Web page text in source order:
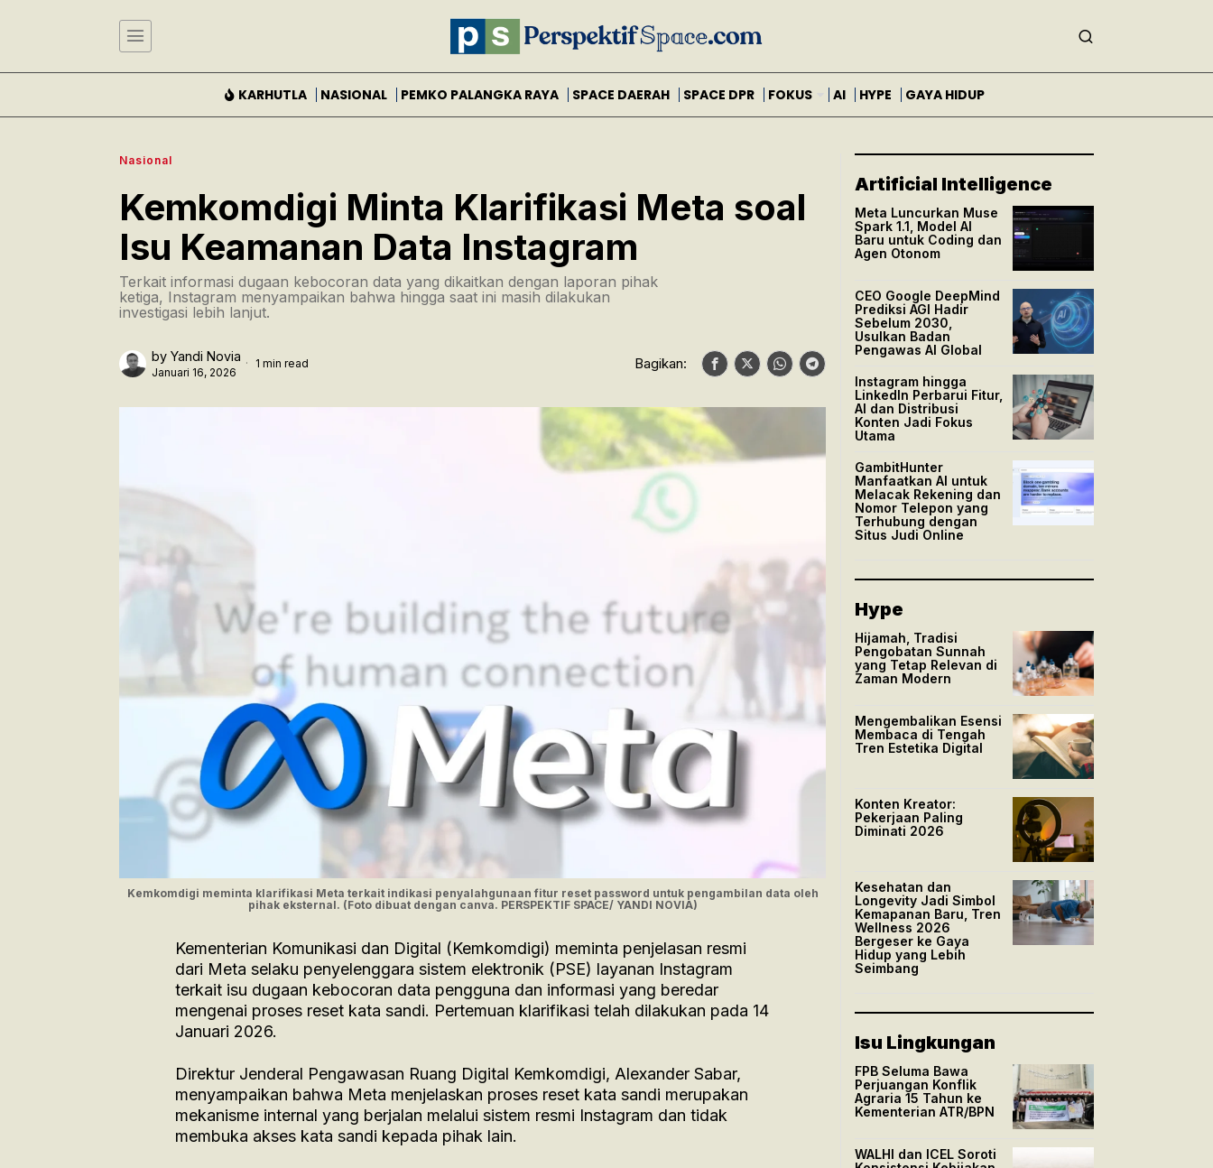
KARHUTLA NASIONAL PEMKO PALANGKA RAYA SPACE DAERAH SPACE DPR FOKUS AI HYPE GAYA HIDUP
Nasional
Kemkomdigi Minta Klarifikasi Meta soal
Isu Keamanan Data Instagram
Terkait informasi dugaan kebocoran data yang dikaitkan dengan laporan pihak
ketiga, Instagram menyampaikan bahwa hingga saat ini masih dilakukan
investigasi lebih lanjut.
by Yandi Novia
Januari 16, 2026
1 min read Bagikan:
Kemkomdigi meminta klarifikasi Meta terkait indikasi penyalahgunaan fitur reset password untuk pengambilan data oleh
pihak eksternal. (Foto dibuat dengan canva. PERSPEKTIF SPACE/ YANDI NOVIA)
Kementerian Komunikasi dan Digital (Kemkomdigi) meminta penjelasan resmi
dari Meta selaku penyelenggara sistem elektronik (PSE) layanan Instagram
terkait isu dugaan kebocoran data pengguna dan informasi yang beredar
mengenai proses reset kata sandi. Pertemuan klarifikasi telah dilakukan pada 14
Januari 2026.
Direktur Jenderal Pengawasan Ruang Digital Kemkomdigi, Alexander Sabar,
menyampaikan bahwa Meta menjelaskan proses reset kata sandi merupakan
mekanisme internal yang berjalan melalui sistem resmi Instagram dan tidak
membuka akses kata sandi kepada pihak lain.
Artificial Intelligence
Meta Luncurkan Muse
Spark 1.1, Model AI
Baru untuk Coding dan
Agen Otonom
CEO Google DeepMind
Prediksi AGI Hadir
Sebelum 2030,
Usulkan Badan
Pengawas AI Global
Instagram hingga
LinkedIn Perbarui Fitur,
AI dan Distribusi
Konten Jadi Fokus
Utama
GambitHunter
Manfaatkan AI untuk
Melacak Rekening dan
Nomor Telepon yang
Terhubung dengan
Situs Judi Online
Hype
Hijamah, Tradisi
Pengobatan Sunnah
yang Tetap Relevan di
Zaman Modern
Mengembalikan Esensi
Membaca di Tengah
Tren Estetika Digital
Konten Kreator:
Pekerjaan Paling
Diminati 2026
Kesehatan dan
Longevity Jadi Simbol
Kemapanan Baru, Tren
Wellness 2026
Bergeser ke Gaya
Hidup yang Lebih
Seimbang
Isu Lingkungan
FPB Seluma Bawa
Perjuangan Konflik
Agraria 15 Tahun ke
Kementerian ATR/BPN
WALHI dan ICEL Soroti